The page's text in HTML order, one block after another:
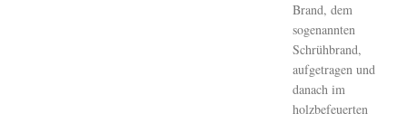
Brand, dem
sogenannten
Schrühbrand,
aufgetragen und
danach im
holzbefeuerten